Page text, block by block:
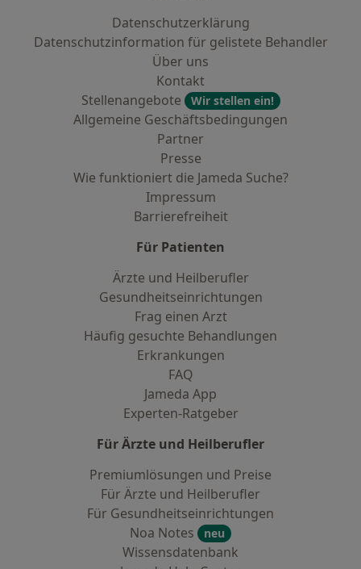
Datenschutzerklärung
Datenschutzinformation für gelistete Behandler
Über uns
Kontakt
Stellenangebote
Wir stellen ein!
Allgemeine Geschäftsbedingungen
Partner
Presse
Wie funktioniert die Jameda Suche?
Impressum
Barrierefreiheit
Für Patienten
Ärzte und Heilberufler
Gesundheitseinrichtungen
Frag einen Arzt
Häufig gesuchte Behandlungen
Erkrankungen
FAQ
Jameda App
Experten-Ratgeber
Für Ärzte und Heilberufler
Premiumlösungen und Preise
Für Ärzte und Heilberufler
Für Gesundheitseinrichtungen
Noa Notes
neu
Wissensdatenbank